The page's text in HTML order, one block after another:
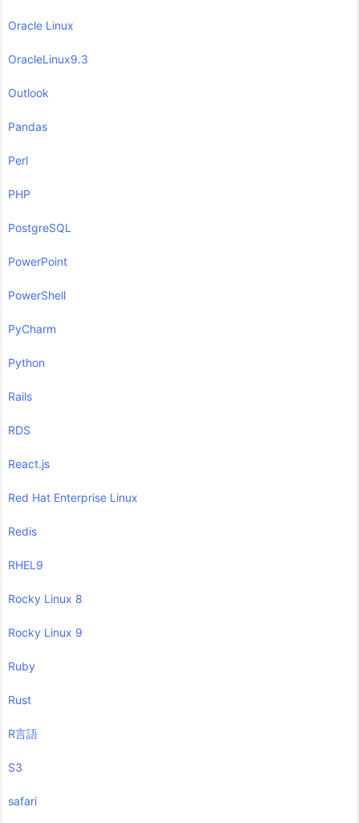
Oracle Linux
OracleLinux9.3
Outlook
Pandas
Perl
PHP
PostgreSQL
PowerPoint
PowerShell
PyCharm
Python
Rails
RDS
React.js
Red Hat Enterprise Linux
Redis
RHEL9
Rocky Linux 8
Rocky Linux 9
Ruby
Rust
R言語
S3
safari